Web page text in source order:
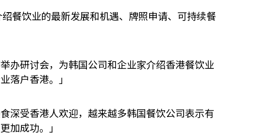
餐饮业的最新发展和机遇、牌照申请、可持续餐
办研讨会，为韩国公司和企业家介绍香港餐饮业
落户香港。」
深受香港人欢迎，越来越多韩国餐饮公司表示有
加成功。」